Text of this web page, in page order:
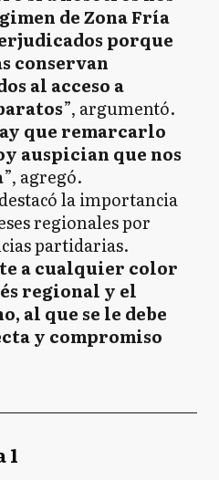
de Zona Fría
porque
conservan
al acceso a
”, argumentó.
que remarcarlo
auspician que nos
”, agregó.
la importancia
regionales por
partidarias.
a cualquier color
regional y el
al que se le debe
y compromiso
1